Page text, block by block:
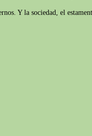
Y la sociedad, el